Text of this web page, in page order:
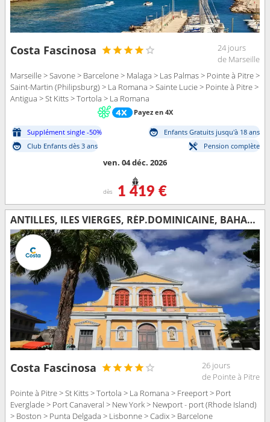
Costa Fascinosa
24 jours
de Marseille
Marseille > Savone > Barcelone > Malaga > Las Palmas > Pointe à Pitre >
Saint-Martin (Philipsburg) > La Romana > Sainte Lucie > Pointe à Pitre >
Antigua > St Kitts > Tortola > La Romana
Payez en 4X
Supplément single -50%
Enfants Gratuits jusqu'à 18 ans
Club Enfants dès 3 ans
Pension complète
ven. 04 déc. 2026
dès 1 419 €
ANTILLES, ILES VIERGES, RÉP.DOMINICAINE, BAHAMAS, FLORIDE (USA), ÉTATS-UNIS, AÇORES, PORTUGAL, ESPAGNE
Costa Fascinosa
26 jours
de Pointe à Pitre
Pointe à Pitre > St Kitts > Tortola > La Romana > Freeport > Port
Everglade > Port Canaveral > New York > Newport - port (Rhode Island)
> Boston > Punta Delgada > Lisbonne > Cadix > Barcelone